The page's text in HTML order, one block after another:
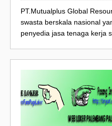
PT.Mutualplus Global
swasta berskala nasional
penyedia jasa tenaga kerja